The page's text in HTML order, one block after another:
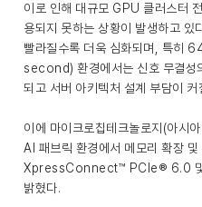
이로 인해 대규모 GPU 클러스터
용되지 못하는 상황이 발생하고 있
빨라질수록 더욱 심화되며, 특
second) 환경에서는 신호 무결성
되고 서버 아키텍처 설계 부담이 커
이에 마이크로칩테크놀로지(아시
AI 패브릭 환경에서 메모리 확장
XpressConnect™ PCIe® 6.0 및
밝혔다.